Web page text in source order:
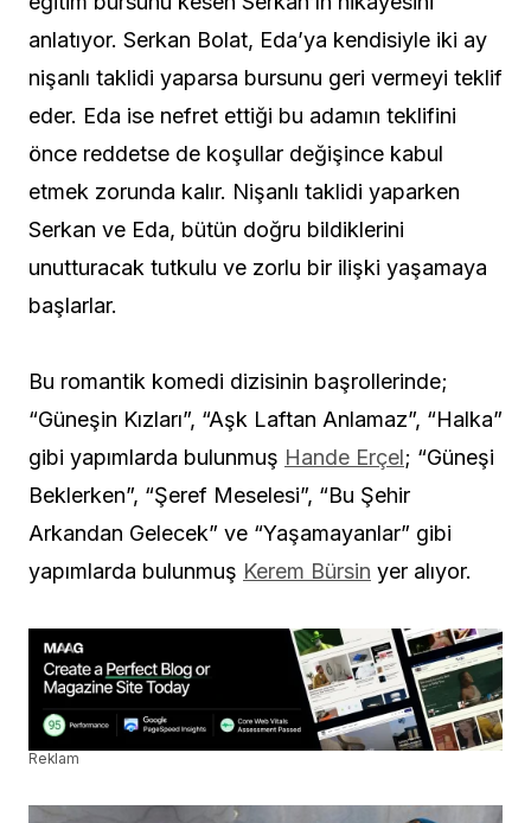
anlatıyor. Serkan Bolat, Eda’ya kendisiyle iki ay
nişanlı taklidi yaparsa bursunu geri vermeyi teklif
eder. Eda ise nefret ettiği bu adamın teklifini
önce reddetse de koşullar değişince kabul
etmek zorunda kalır. Nişanlı taklidi yaparken
Serkan ve Eda, bütün doğru bildiklerini
unutturacak tutkulu ve zorlu bir ilişki yaşamaya
başlarlar.
Bu romantik komedi dizisinin başrollerinde;
“Güneşin Kızları”, “Aşk Laftan Anlamaz”, “Halka”
gibi yapımlarda bulunmuş Hande Erçel; “Güneşi
Beklerken”, “Şeref Meselesi”, “Bu Şehir
Arkandan Gelecek” ve “Yaşamayanlar” gibi
yapımlarda bulunmuş Kerem Bürsin yer alıyor.
Reklam